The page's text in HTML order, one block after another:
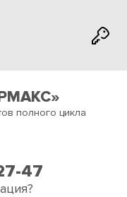
полного цикла
47